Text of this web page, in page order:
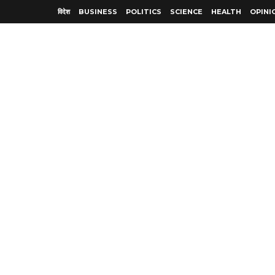
विदेश BUSINESS POLITICS SCIENCE HEALTH